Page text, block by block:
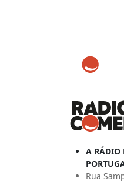
A RÁDIO
Rua